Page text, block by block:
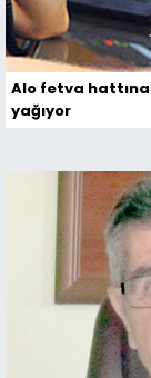
Alo fetva
yağıyor